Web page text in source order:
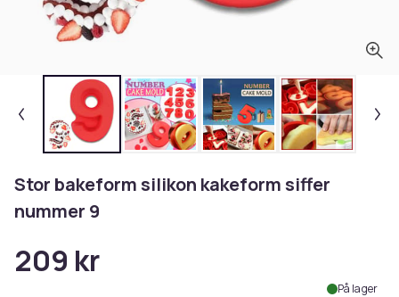
Stor bakeform silikon kakeform siffer
nummer 9
209 kr
På lager